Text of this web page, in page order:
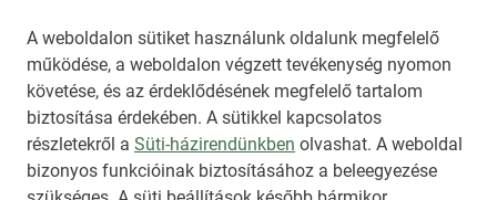
A weboldalon sütiket használunk oldalunk megfelelő
működése, a weboldalon végzett tevékenység nyomon
követése, és az érdeklődésének megfelelő tartalom
biztosítása érdekében. A sütikkel kapcsolatos
részletekről a Süti-házirendünkben olvashat. A weboldal
bizonyos funkcióinak biztosításához a beleegyezése
Az NKT szolgáltatással kapcsolatban további
információt az nkt@dunamsz.hu elektronikus
levelező címen kaphat.
HIRADO.HU MEDIAKLIKK.HU